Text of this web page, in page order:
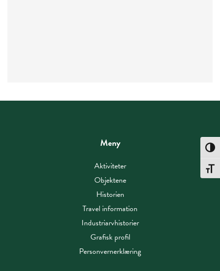
Meny
Aktiviteter
Objektene
Historien
Travel information
Industriarvhistorier
Grafisk profil
Personvernerklæring